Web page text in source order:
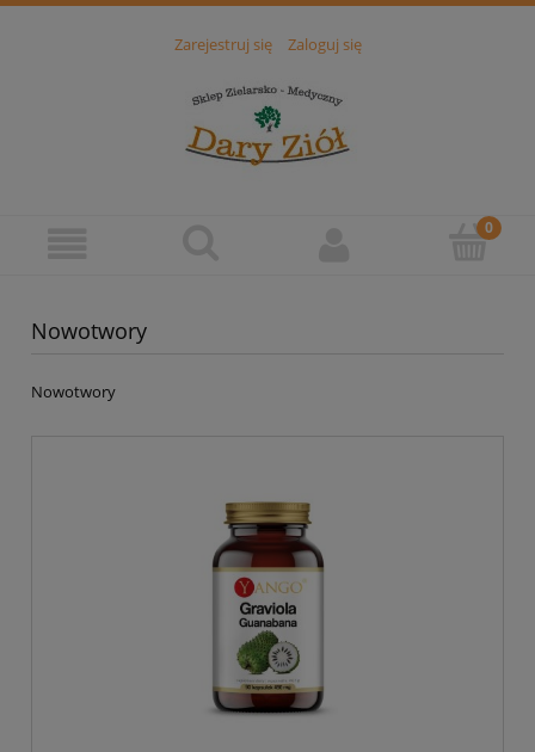
Zarejestruj się Zaloguj się
Nowotwory
Nowotwory